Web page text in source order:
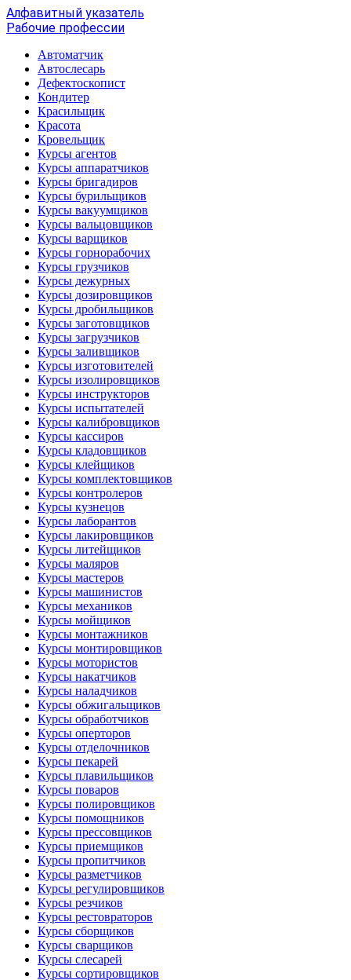
Алфавитный указатель
Рабочие профессии
Автоматчик
Автослесарь
Дефектоскопист
Кондитер
Красильщик
Красота
Кровельщик
Курсы агентов
Курсы аппаратчиков
Курсы бригадиров
Курсы бурильщиков
Курсы вакуумщиков
Курсы вальцовщиков
Курсы варщиков
Курсы горнорабочих
Курсы грузчиков
Курсы дежурных
Курсы дозировщиков
Курсы дробильщиков
Курсы заготовщиков
Курсы загрузчиков
Курсы заливщиков
Курсы изготовителей
Курсы изолировщиков
Курсы инструкторов
Курсы испытателей
Курсы калибровщиков
Курсы кассиров
Курсы кладовщиков
Курсы клейщиков
Курсы комплектовщиков
Курсы контролеров
Курсы кузнецов
Курсы лаборантов
Курсы лакировщиков
Курсы литейщиков
Курсы маляров
Курсы мастеров
Курсы машинистов
Курсы механиков
Курсы мойщиков
Курсы монтажников
Курсы монтировщиков
Курсы мотористов
Курсы накатчиков
Курсы наладчиков
Курсы обжигальщиков
Курсы обработчиков
Курсы оперторов
Курсы отделочников
Курсы пекарей
Курсы плавильщиков
Курсы поваров
Курсы полировщиков
Курсы помощников
Курсы прессовщиков
Курсы приемщиков
Курсы пропитчиков
Курсы разметчиков
Курсы регулировщиков
Курсы резчиков
Курсы рестовраторов
Курсы сборщиков
Курсы сварщиков
Курсы слесарей
Курсы сортировщиков